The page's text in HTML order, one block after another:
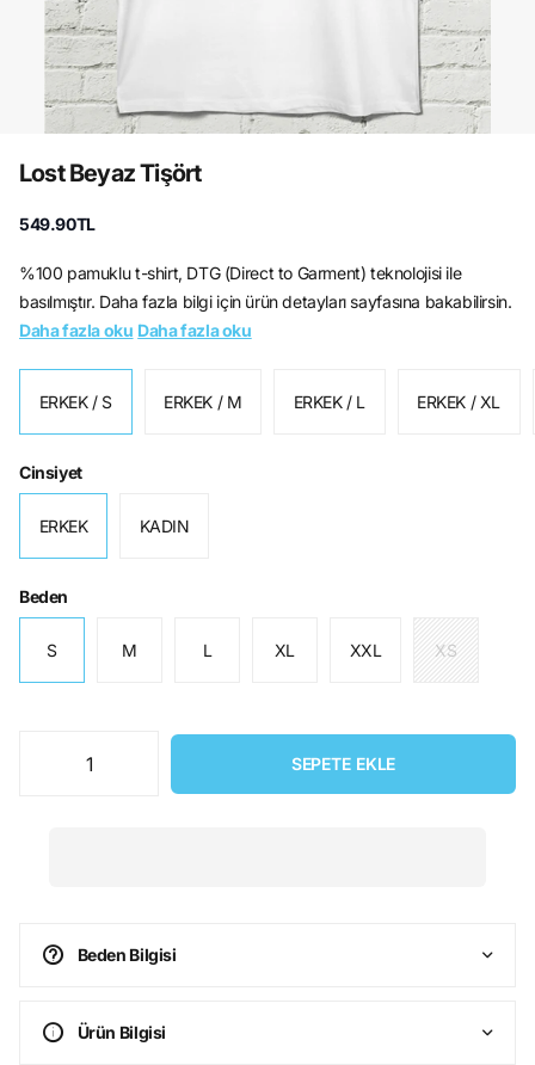
Lost Beyaz Tişört
549.90TL
%100 pamuklu t-shirt, DTG (Direct to Garment) teknolojisi ile
basılmıştır. Daha fazla bilgi için ürün detayları sayfasına bakabilirsin.
Daha fazla oku Daha fazla oku
ERKEK / S ERKEK / M ERKEK / L ERKEK / XL
Cinsiyet
ERKEK KADIN
Beden
S M L XL XXL XS
SEPETE EKLE
Beden Bilgisi
Ürün Bilgisi